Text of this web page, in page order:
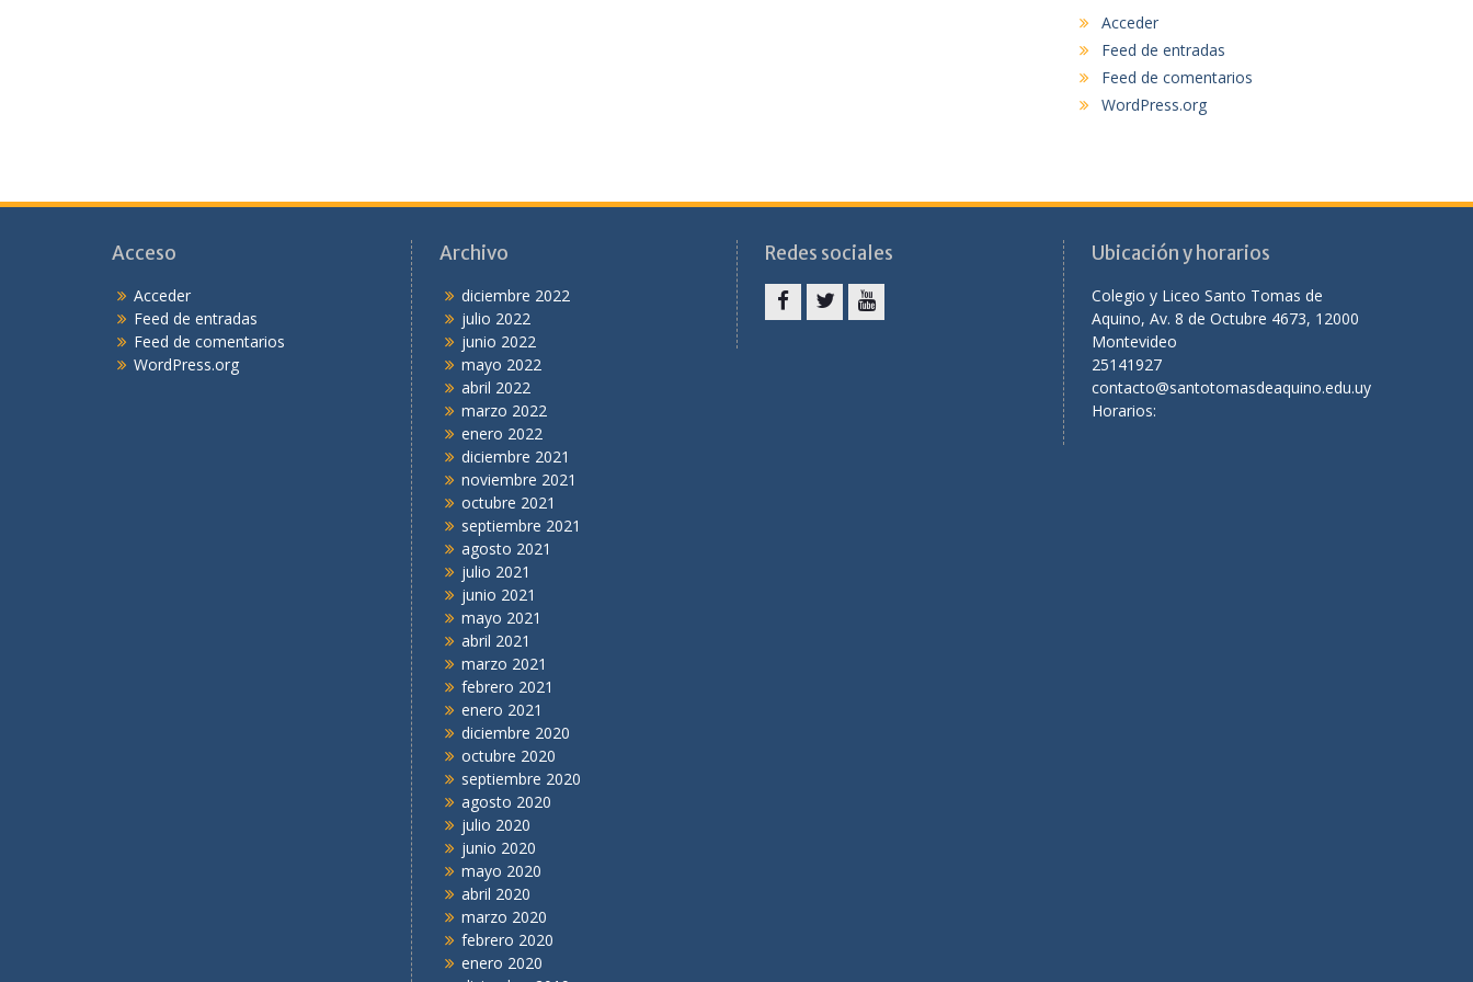
Acceder
Feed de entradas
Feed de comentarios
WordPress.org
Acceso
Acceder
Feed de entradas
Feed de comentarios
WordPress.org
Archivo
diciembre 2022
julio 2022
junio 2022
mayo 2022
abril 2022
marzo 2022
enero 2022
diciembre 2021
noviembre 2021
octubre 2021
septiembre 2021
agosto 2021
julio 2021
junio 2021
mayo 2021
abril 2021
marzo 2021
febrero 2021
enero 2021
diciembre 2020
octubre 2020
septiembre 2020
agosto 2020
julio 2020
junio 2020
mayo 2020
abril 2020
marzo 2020
febrero 2020
enero 2020
Redes sociales Ubicación y horarios
Colegio y Liceo Santo Tomas de
Aquino, Av. 8 de Octubre 4673, 12000
Montevideo
25141927
contacto@santotomasdeaquino.edu.uy
Horarios: